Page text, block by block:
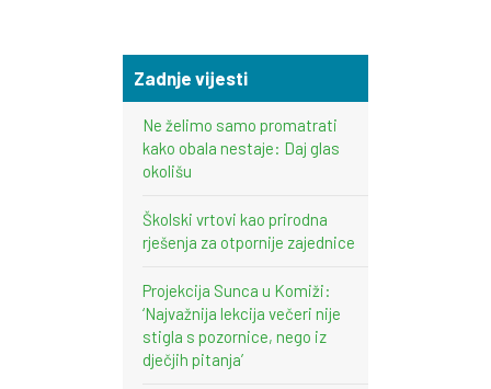
Zadnje vijesti
Ne želimo samo promatrati
kako obala nestaje: Daj glas
okolišu
Školski vrtovi kao prirodna
rješenja za otpornije zajednice
Projekcija Sunca u Komiži:
‘Najvažnija lekcija večeri nije
stigla s pozornice, nego iz
dječjih pitanja’